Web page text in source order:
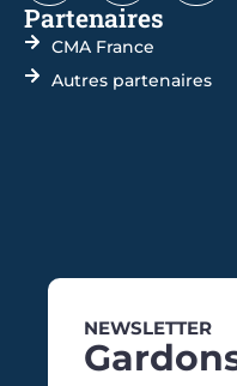
Partenaires
CMA France
Autres partenaires
NEWSLETTER